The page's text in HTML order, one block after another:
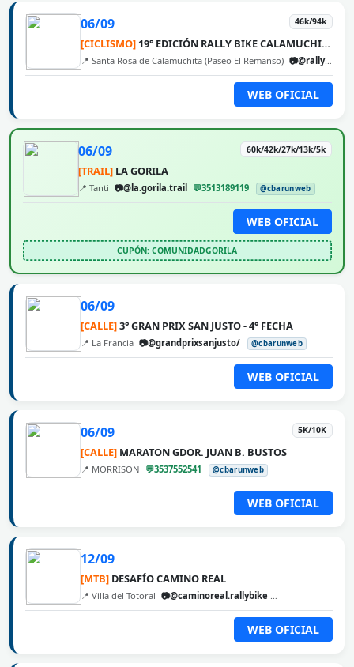
06/09 46k/94k
[CICLISMO] 19° EDICIÓN RALLY BIKE CALAMUCHITA
📍 Santa Rosa de Calamuchita (Paseo El Remanso) 📷@rallybikecalamuchita
WEB OFICIAL
06/09 60k/42k/27k/13k/5k
[TRAIL]LA GORILA
📍 Tanti 📷@la.gorila.trail 💬3513189119 @cbarunweb
WEB OFICIAL
CUPÓN: COMUNIDADGORILA
06/09
[CALLE]3° GRAN PRIX SAN JUSTO - 4° FECHA
📍 La Francia 📷@grandprixsanjusto/ @cbarunweb
WEB OFICIAL
06/09 5K/10K
[CALLE] MARATON GDOR. JUAN B. BUSTOS
📍 MORRISON 💬3537552541 @cbarunweb
WEB OFICIAL
12/09
[MTB] DESAFÍO CAMINO REAL
📍 Villa del Totoral 📷@caminoreal.rallybike
WEB OFICIAL